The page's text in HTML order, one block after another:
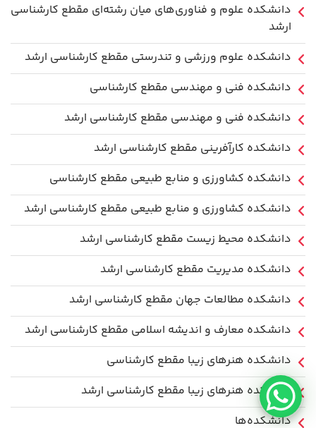
دانشکده علوم و فناوری‌های میان رشته‌ای مقطع کارشناسی
ارشد
دانشکده علوم ورزشی و تندرستی مقطع کارشناسی ارشد
دانشکده فنی و مهندسی مقطع کارشناسی
دانشکده فنی و مهندسی مقطع کارشناسی ارشد
دانشکده کارآفرینی مقطع کارشناسی ارشد
دانشکده کشاورزی و منابع طبیعی مقطع کارشناسی
دانشکده کشاورزی و منابع طبیعی مقطع کارشناسی ارشد
دانشکده محیط زیست مقطع کارشناسی ارشد
دانشکده مدیریت مقطع کارشناسی ارشد
دانشکده مطالعات جهان مقطع کارشناسی ارشد
دانشکده معارف و اندیشه اسلامی مقطع کارشناسی ارشد
دانشکده هنرهای زیبا مقطع کارشناسی
دانشکده هنرهای زیبا مقطع کارشناسی ارشد
دانشکده‌ها